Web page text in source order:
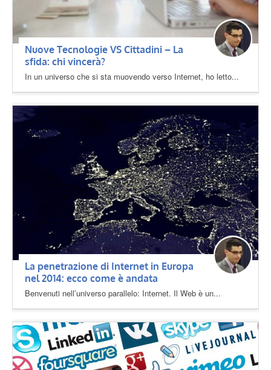
Nuove Tecnologie VS Cittadini – La
sfida: chi vincerà?
In un universo che si sta muovendo verso Internet, ho letto...
La penetrazione di Internet in Europa
nel 2014: ecco come è andata
Benvenuti nell’universo parallelo: Internet. Il Web è un...